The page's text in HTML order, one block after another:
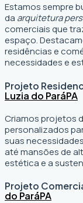
Estamos sempre
da arquitetura
comerciais que
espaço.
residências e
necessidades e
Projeto
Luzia do ParáPA
Criamos projetos
personalizados
suas
até mansões de
estética e a
Projeto
do ParáPA